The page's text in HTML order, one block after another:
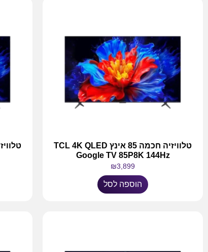
טלוויזיה חכמה 85 אינץ TCL 4K QLED
Google TV 85P8K 144Hz
₪3,899
הוספה לסל